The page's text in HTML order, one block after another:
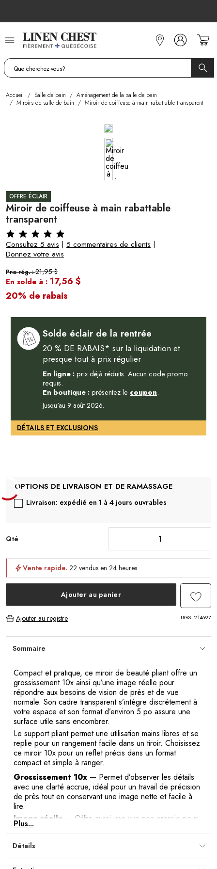
contenu
Accueil / Salle de bain / Aménagement de la salle de bain
/ Miroirs de salle de bain / Miroir de coiffeuse à main rabattable transparent
OFFRE ÉCLAIR
Miroir de coiffeuse à main rabattable
transparent
Consultez 5 avis | 5 commentaires de clients |
Donnez votre avis
Prix rég. :21,95 $
En solde à : 17,56 $
20% de rabais
Solde éclair de la rentrée
20 % DE RABAIS* sur la liquidation et
presque tout à prix régulier
En ligne :prix déjà réduits. Aucun code promo
requis.
En boutique :présentez le coupon.
Jusqu'au 9 août 2026.
DÉTAILS ET EXCLUSIONS
Livraison: expédié en 1 à 4 jours ouvrables
Qté
Vente rapide. 22 vendus en 24 heures
Ajouter au panier
Ajouter au registre UGS: 214697
Sommaire
Compact et pratique, ce miroir de beauté pliant offre un
grossissement 10x ainsi qu’une image réelle pour
répondre aux besoins de vision de près et de vue
normale. Son cadre transparent s’intègre discrètement à
votre espace et son format d’environ 5 po assure une
surface utile sans encombrer.
Le support pliant permet une utilisation mains libres et se
replie pour un rangement facile dans un tiroir. Choisissez
ce miroir 10x pour un reflet précis dans un format
compact et simple à ranger.
Grossissement 10x — Permet d’observer les détails
avec une clarté accrue, idéal pour un travail de précision
de près tout en conservant une image nette et facile à
lire.
Image réelle — Offre aussi une vue non grossie pour
vérifier le rendu général sans distorsion et passer
aisément d’un niveau de détail à l’autre.
Format compact
pour optimiser l’espace; se glisse aisément dans un tiroir
Plus...
Détails